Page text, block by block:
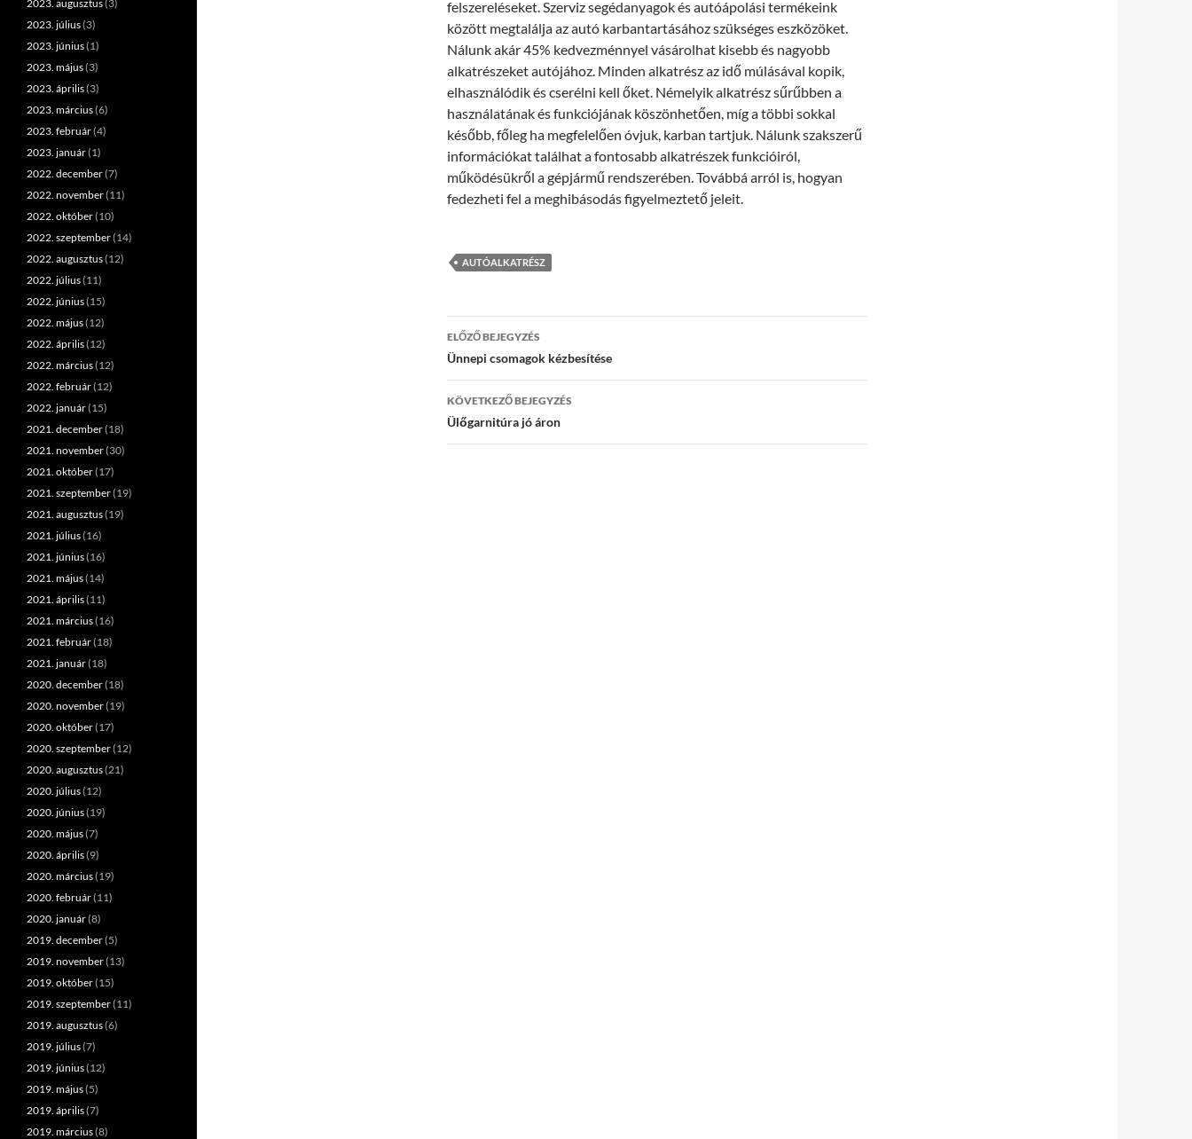
felszereléseket. Szerviz segédanyagok és autóápolási termékeink
között megtalálja az autó karbantartásához szükséges eszközöket.
Nálunk akár 45% kedvezménnyel vásárolhat kisebb és nagyobb
alkatrészeket autójához. Minden alkatrész az idő múlásával kopik,
elhasználódik és cserélni kell őket. Némelyik alkatrész sűrűbben a
használatának és funkciójának köszönhetően, míg a többi sokkal
később, főleg ha megfelelően óvjuk, karban tartjuk. Nálunk szakszerű
információkat találhat a fontosabb alkatrészek funkcióiról,
működésükről a gépjármű rendszerében. Továbbá arról is, hogyan
fedezheti fel a meghibásodás figyelmeztető jeleit.
AUTÓALKATRÉSZ
Bejegyzés
navigáció
ELŐZŐ BEJEGYZÉS
Ünnepi csomagok kézbesítése
KÖVETKEZŐ BEJEGYZÉS
Ülőgarnitúra jó áron
2023. augusztus(3)
2023. július(3)
2023. június(1)
2023. május(3)
2023. április(3)
2023. március(6)
2023. február(4)
2023. január(1)
2022. december(7)
2022. november(11)
2022. október(10)
2022. szeptember(14)
2022. augusztus(12)
2022. július(11)
2022. június(15)
2022. május(12)
2022. április(12)
2022. március(12)
2022. február(12)
2022. január(15)
2021. december(18)
2021. november(30)
2021. október(17)
2021. szeptember(19)
2021. augusztus(19)
2021. július(16)
2021. június(16)
2021. május(14)
2021. április(11)
2021. március(16)
2021. február(18)
2021. január(18)
2020. december(18)
2020. november(19)
2020. október(17)
2020. szeptember(12)
2020. augusztus(21)
2020. július(12)
2020. június(19)
2020. május(7)
2020. április(9)
2020. március(19)
2020. február(11)
2020. január(8)
2019. december(5)
2019. november(13)
2019. október(15)
2019. szeptember(11)
2019. augusztus(6)
2019. július(7)
2019. június(12)
2019. május(5)
2019. április(7)
2019. március(8)